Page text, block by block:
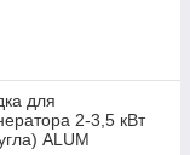
для
2-3,5 кВт
ALUM